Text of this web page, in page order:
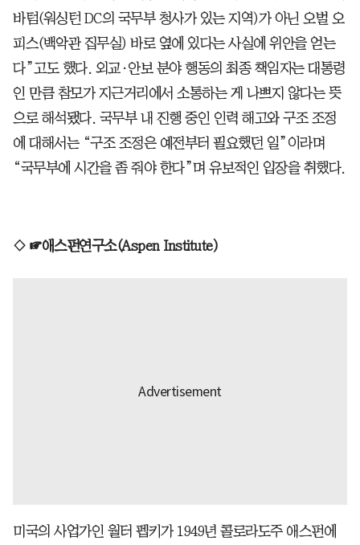
바텀(워싱턴 DC의 국무부 청사가 있는 지역)가 아닌 오벌 오
피스(백악관 집무실) 바로 옆에 있다는 사실에 위안을 얻는
다”고도 했다. 외교·안보 분야 행동의 최종 책임자는 대통령
인 만큼 참모가 지근거리에서 소통하는 게 나쁘지 않다는 뜻
으로 해석됐다. 국무부 내 진행 중인 인력 해고와 구조 조정
에 대해서는 “구조 조정은 예전부터 필요했던 일”이라며
“국무부에 시간을 좀 줘야 한다”며 유보적인 입장을 취했다.
◇ ☞애스펀연구소(Aspen Institute)
미국의 사업가인 월터 펩키가 1949년 콜로라도주 애스펀에